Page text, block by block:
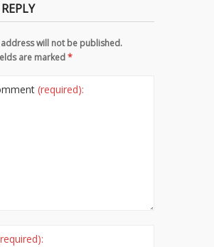
will not be published.
are marked*
(required):